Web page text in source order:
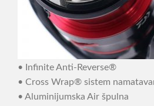
• 6 Kugličnih ležajeva
• Zaion V® Air Rotor®
• TOUGH DIGIGEAR®
• ATD™ sistem kočenja
• Infinite Anti-Reverse®
• Cross Wrap® sistem
• Aluminijumska Air špulna